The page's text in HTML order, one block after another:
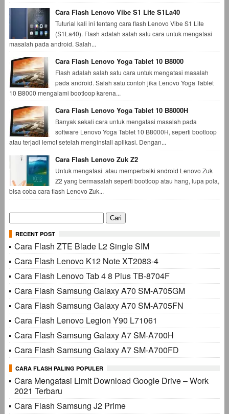
Cara Flash Lenovo Vibe S1 Lite S1La40
Tuturial kali ini tentang cara flash Lenovo Vibe S1 Lite
(S1La40). Flash adalah salah satu cara untuk mengatasi
masalah pada android. Salah...
Cara Flash Lenovo Yoga Tablet 10 B8000
Flash adalah salah satu cara untuk mengatasi masalah
pada android. Salah satu contoh jika Lenovo Yoga Tablet
10 B8000 mengalami bootloop karena...
Cara Flash Lenovo Yoga Tablet 10 B8000H
Banyak sekali cara untuk mengatasi masalah pada
software Lenovo Yoga Tablet 10 B8000H, seperti bootloop
atau terjadi lemot setelah menginstall aplikasi. Dengan...
Cara Flash Lenovo Zuk Z2
Untuk mengatasi atau memperbaiki android Lenovo Zuk
Z2 yang bermasalah seperti bootloop atau hang, lupa pola,
bisa coba cara flash Lenovo Zuk...
Cari
untuk:
RECENT POST
Cara Flash ZTE Blade L2 Single SIM
Cara Flash Lenovo K12 Note XT2083-4
Cara Flash Lenovo Tab 4 8 Plus TB-8704F
Cara Flash Samsung Galaxy A70 SM-A705GM
Cara Flash Samsung Galaxy A70 SM-A705FN
Cara Flash Lenovo Legion Y90 L71061
Cara Flash Samsung Galaxy A7 SM-A700H
Cara Flash Samsung Galaxy A7 SM-A700FD
CARA FLASH PALING POPULER
Cara Mengatasi Limit Download Google Drive – Work
2021 Terbaru
Cara Flash Samsung J2 Prime